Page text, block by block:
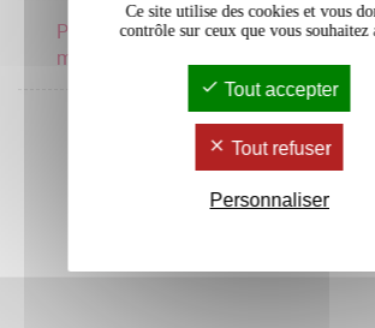
Pratiques du soin et de la
médecine
Ce site utilise des cookies et vous
contrôle sur ceux que vous souhaitez
Tout accepter
Tout refuser
Personnaliser